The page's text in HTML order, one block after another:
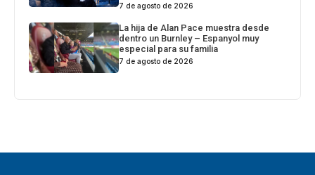
7 de agosto de 2026
La hija de Alan Pace muestra desde
dentro un Burnley – Espanyol muy
especial para su familia
7 de agosto de 2026